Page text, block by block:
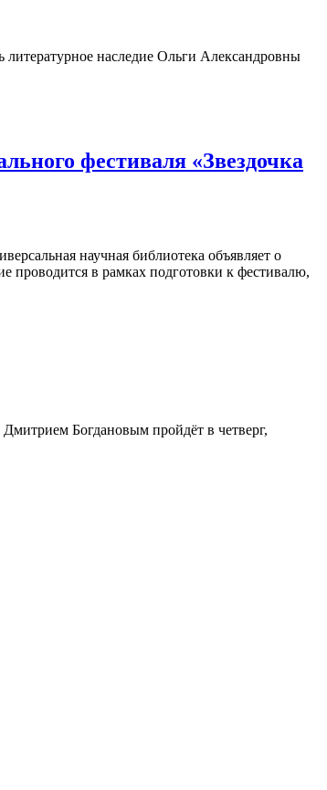
литературное наследие Ольги Александровны
фестиваля «Звездочка
научная библиотека объявляет о
проводится в рамках подготовки к фестивалю,
Богдановым пройдёт в четверг,